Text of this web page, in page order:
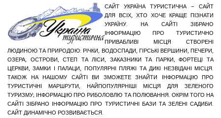
САЙТ УКРАЇНА ТУРИСТИЧНА – САЙТ
ДЛЯ ВСІХ, ХТО ХОЧЕ КРАЩЕ ПІЗНАТИ
УКРАЇНУ. НА САЙТІ ЗІБРАНО
ІНФОРМАЦІЮ ПРО ТУРИСТИЧНО
ПРИВАБЛИВІ МІСЦЯ СТВОРЕНІ
ЛЮДИНОЮ ТА ПРИРОДОЮ: РІЧКИ, ВОДОСПАДИ, ГІРСЬКІ ВЕРШИНИ, ПЕЧЕРИ,
ОЗЕРА, ОСТРОВИ, СТЕП ТА ЛІСИ, ЗАКАЗНИКИ ТА ПАРКИ, ФОРТЕЦІ ТА
ЦЕРКВИ, ЗАМКИ І ПАЛАЦИ, ПОПУЛЯРНІ ПЛЯЖІ ТА ДИКІ НЕЗВІДАНІ МІСЦЯ.
ТАКОЖ НА НАШОМУ САЙТІ ВИ ЗМОЖЕТЕ ЗНАЙТИ ІНФОРМАЦІЮ ПРО
ТУРИСТИЧНІ МАРШРУТИ, НАЙПОПУЛЯРНІШІ МІСЦЯ ДЛЯ ЗЕЛЕНОГО
ТУРИЗМУ; ІНФОРМАЦІЮ ПРО РИБОЛОВЛЮ ТА ПОЛЮВАННЯ. ОКРІМ ТОГО НА
САЙТІ ЗІБРАНО ІНФОРМАЦІЮ ПРО ТУРИСТИЧНІ БАЗИ ТА ЗЕЛЕНІ САДИБИ.
САЙТ ДИНАМІЧНО РОЗВИВАЄТЬСЯ.